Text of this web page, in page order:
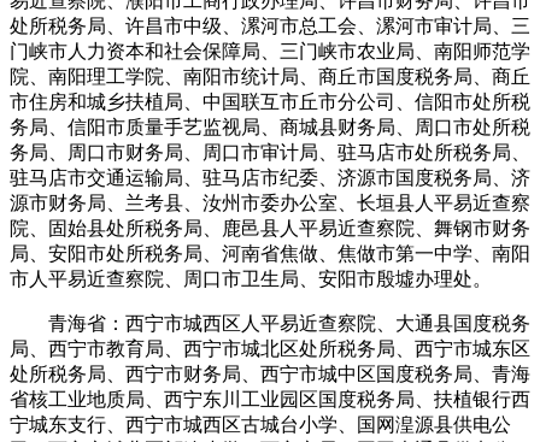
处所税务局、许昌市中级、漯河市总工会、漯河市审计局、三
门峡市人力资本和社会保障局、三门峡市农业局、南阳师范学
院、南阳理工学院、南阳市统计局、商丘市国度税务局、商丘
市住房和城乡扶植局、中国联互市丘市分公司、信阳市处所税
务局、信阳市质量手艺监视局、商城县财务局、周口市处所税
务局、周口市财务局、周口市审计局、驻马店市处所税务局、
驻马店市交通运输局、驻马店市纪委、济源市国度税务局、济
源市财务局、兰考县、汝州市委办公室、长垣县人平易近查察
院、固始县处所税务局、鹿邑县人平易近查察院、舞钢市财务
局、安阳市处所税务局、河南省焦做、焦做市第一中学、南阳
市人平易近查察院、周口市卫生局、安阳市殷墟办理处。
青海省：西宁市城西区人平易近查察院、大通县国度税务
局、西宁市教育局、西宁市城北区处所税务局、西宁市城东区
处所税务局、西宁市财务局、西宁市城中区国度税务局、青海
省核工业地质局、西宁东川工业园区国度税务局、扶植银行西
宁城东支行、西宁市城西区古城台小学、国网湟源县供电公